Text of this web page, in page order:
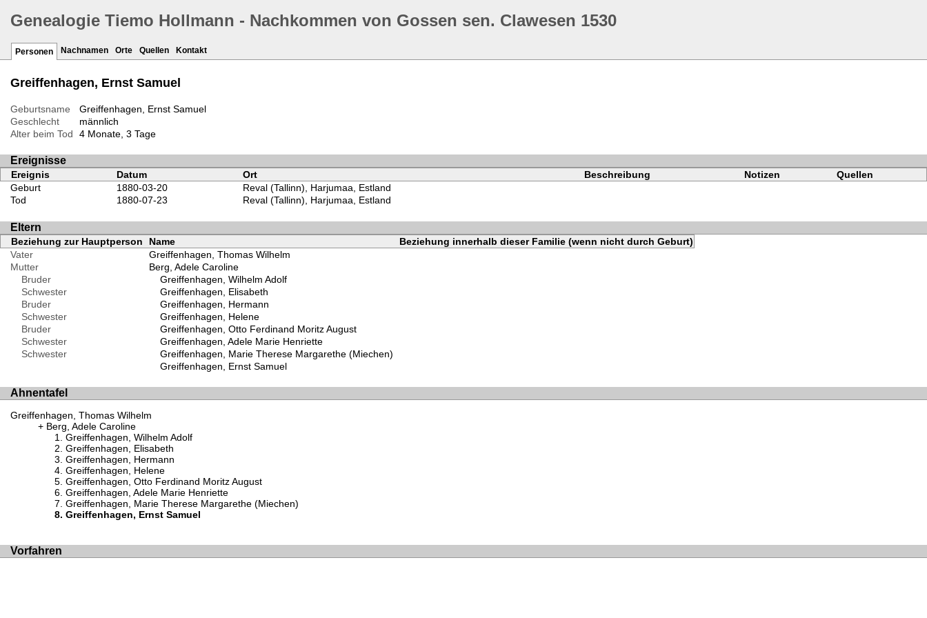
Genealogie Tiemo Hollmann - Nachkommen von Gossen sen. Clawesen 1530
Personen Nachnamen Orte Quellen Kontakt
Greiffenhagen, Ernst Samuel
Geburtsname
Greiffenhagen, Ernst Samuel
Geschlecht
männlich
Alter beim Tod
4 Monate, 3 Tage
Ereignisse
Ereignis Datum Ort Beschreibung Notizen
Quellen
Geburt
1880-03-20
Reval (Tallinn), Harjumaa, Estland
Tod
1880-07-23 Reval (Tallinn), Harjumaa, Estland
Eltern
Beziehung zur Hauptperson Name
Beziehung innerhalb dieser Familie (wenn nicht durch Geburt)
Vater
Greiffenhagen, Thomas Wilhelm
Mutter
Berg, Adele Caroline
Bruder
Greiffenhagen, Wilhelm Adolf
Schwester
Greiffenhagen, Elisabeth
Bruder
Greiffenhagen, Hermann
Schwester
Greiffenhagen, Helene
Bruder
Greiffenhagen, Otto Ferdinand Moritz August
Schwester
Greiffenhagen, Adele Marie Henriette
Schwester
Greiffenhagen, Marie Therese Margarethe (Miechen)
Greiffenhagen, Ernst Samuel
Ahnentafel
Greiffenhagen, Thomas Wilhelm
Berg, Adele Caroline
Greiffenhagen, Wilhelm Adolf
Greiffenhagen, Elisabeth
Greiffenhagen, Hermann
Greiffenhagen, Helene
Greiffenhagen, Otto Ferdinand Moritz August
Greiffenhagen, Adele Marie Henriette
Greiffenhagen, Marie Therese Margarethe (Miechen)
Greiffenhagen, Ernst Samuel
Vorfahren